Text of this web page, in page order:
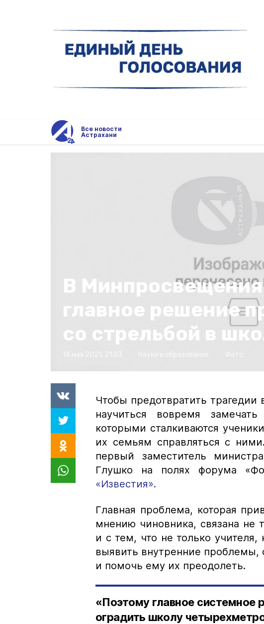
Все новости
Астрахани
В Минпросвещения
главное решение
со стрельбой в
Чтобы предотвратить
научиться вовремя
которыми сталкиваются
их семьям справляться с
первый заместитель
Глушко на полях форума
«Известия».
Главная проблема, которая
мнению чиновника, связана не
и с тем, что не только
выявить внутренние проблемы,
и помочь ему их преодолеть.
«Поэтому главное системное
оградить школу